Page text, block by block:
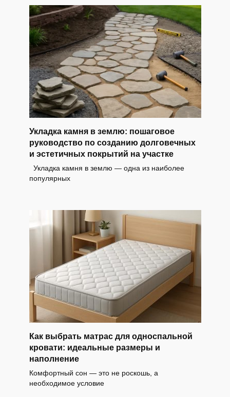
Укладка камня в землю: пошаговое
руководство по созданию долговечных
и эстетичных покрытий на участке
Укладка камня в землю — одна из наиболее
популярных
Как выбрать матрас для односпальной
кровати: идеальные размеры и
наполнение
Комфортный сон — это не роскошь, а
необходимое условие